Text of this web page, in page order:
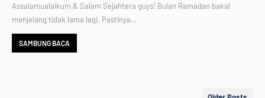
Assalamualaikum & Salam Sejahtera guys! Bulan Ramadan bakal
menjelang tidak lama lagi. Pastinya…
SAMBUNG BACA